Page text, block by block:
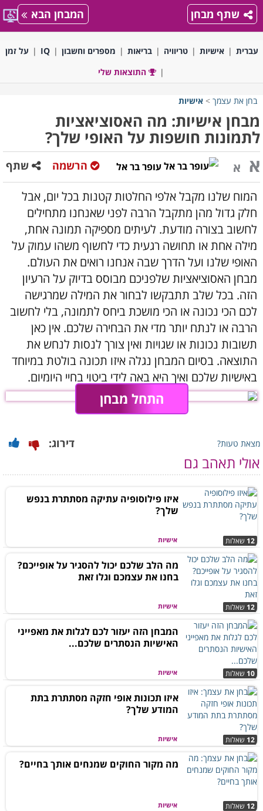
שתף מבחן המבחן הבא
עברית אישיות טריוויה בריאות מספרים וחשבון IQ
על זמן
התוצאות שלי
בחן את עצמך > אישיות
מבחן אישיות: מה האסוציאציות
לתמונות חושפות על האופי שלך?
א א עופר בר אל שתף הרשמה
המוח שלנו מקבל אלפי החלטות קטנות בכל יום, אבל
חלק גדול מהן מתקבל הרבה לפני שאנחנו מתחילים
לחשוב בצורה מודעת. לעיתים מספיקה תמונה אחת,
מילה אחת או תחושה רגעית כדי לחשוף משהו עמוק על
האופי שלנו ועל הדרך שבה אנחנו רואים את העולם.
מבחן האסוציאציות שלפניכם מבוסס בדיוק על הרעיון
הזה. בכל שלב תתבקשו לבחור את המילה שמרגישה
לכם הכי נכונה או הכי מושכת ביחס לתמונה, בלי לחשוב
הרבה או לנתח יותר מדי את הבחירה שלכם. אין כאן
תשובות נכונות או שגויות ואין צורך לנסות לנחש את
התוצאה. בסיום המבחן נגלה איזו תכונה בולטת במיוחד
באישיות שלכם ואיך היא באה לידי ביטוי בחיי היומיום.
התחל מבחן
מצאת טעות? דירוג:
אולי תאהב גם
אישיות 12 שאלות
איזו פילוסופיה עתיקה מסתתרת בנפש
שלך?
אישיות 12 שאלות
מה הלב שלכם יכול להסגיר על אופייכם?
בחנו את עצמכם וגלו זאת
אישיות 10 שאלות
המבחן הזה יעזור לכם לגלות את מאפייני
האישיות הנסתרים שלכם...
אישיות 12 שאלות
איזו תכונות אופי חזקה מסתתרת בתת
המודע שלך?
אישיות 12 שאלות
מה מקור החוקים שמנחים אותך בחיים?